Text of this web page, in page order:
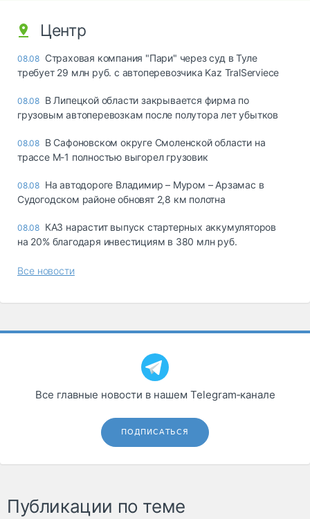
Центр
08.08 Страховая компания "Пари" через суд в Туле
требует 29 млн руб. с автоперевозчика Kaz TralServiece
08.08 В Липецкой области закрывается фирма по
грузовым автоперевозкам после полутора лет убытков
08.08 В Сафоновском округе Смоленской области на
трассе М-1 полностью выгорел грузовик
08.08 На автодороге Владимир – Муром – Арзамас в
Судогодском районе обновят 2,8 км полотна
08.08 КАЗ нарастит выпуск стартерных аккумуляторов
на 20% благодаря инвестициям в 380 млн руб.
Все новости
Все главные новости в нашем Telegram‑канале
ПОДПИСАТЬСЯ
Публикации по теме